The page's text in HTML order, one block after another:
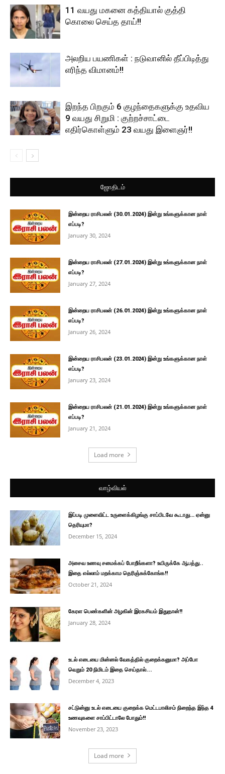
11 வயது மகனை கத்தியால் குத்தி
கொலை செய்த தாய்!!
அலறிய பயணிகள் : நடுவானில் தீப்பிடித்து
எரிந்த விமானம்!!
இறந்த பிறகும் 6 குழந்தைகளுக்கு உதவிய
9 வயது சிறுமி : குற்றச்சாட்டை
எதிர்கொள்ளும் 23 வயது இளைஞர்!!
ஜோதிடம்
இன்றைய ராசிபலன் (30.01.2024) இன்று உங்களுக்கான நாள்
எப்படி?
January 30, 2024
இன்றைய ராசிபலன் (27.01.2024) இன்று உங்களுக்கான நாள்
எப்படி?
January 27, 2024
இன்றைய ராசிபலன் (26.01.2024) இன்று உங்களுக்கான நாள்
எப்படி?
January 26, 2024
இன்றைய ராசிபலன் (23.01.2024) இன்று உங்களுக்கான நாள்
எப்படி?
January 23, 2024
இன்றைய ராசிபலன் (21.01.2024) இன்று உங்களுக்கான நாள்
எப்படி?
January 21, 2024
Load more
வாழ்வியல்
இப்படி முளைவிட்ட உருளைக்கிழங்கு சாப்பிடவே கூடாது… ஏன்னு
தெரியுமா?
December 15, 2024
அசைவ உணவு சமைக்கப் போறீங்களா? உயிருக்கே ஆபத்து..
இதை எல்லாம் மறக்காம தெரிஞ்சுக்கோங்க!!
October 21, 2024
கேரள பெண்களின் அழகின் இரகசியம் இதுதான்!!
January 28, 2024
உடல் எடையை மின்னல் வேகத்தில் குறைக்கனுமா? அப்போ
வெறும் 20 நிமிடம் இதை செய்தால்...
December 4, 2023
சட்டுன்னு உடல் எடையை குறைக்க மெட்டபாலிசம் நிறைந்த இந்த 4
உணவுகளை சாப்பிட்டாலே போதும்!!
November 23, 2023
Load more